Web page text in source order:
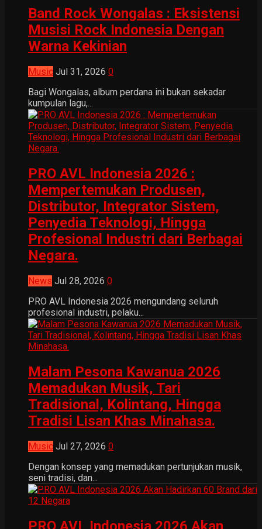
Band Rock Wongalas : Eksistensi
Musisi Rock Indonesia Dengan
Warna Kekinian
Music Jul 31, 2026 0
Bagi Wongalas, album perdana ini bukan sekadar
kumpulan lagu,...
PRO AVL Indonesia 2026 :
Mempertemukan Produsen,
Distributor, Integrator Sistem,
Penyedia Teknologi, Hingga
Profesional Industri dari Berbagai
Negara.
News Jul 28, 2026 0
PRO AVL Indonesia 2026 mengundang seluruh
profesional industri, pelaku...
Malam Pesona Kawanua 2026
Memadukan Musik, Tari
Tradisional, Kolintang, Hingga
Tradisi Lisan Khas Minahasa.
Music Jul 27, 2026 0
Dengan konsep yang memadukan pertunjukan musik,
seni tradisi, dan...